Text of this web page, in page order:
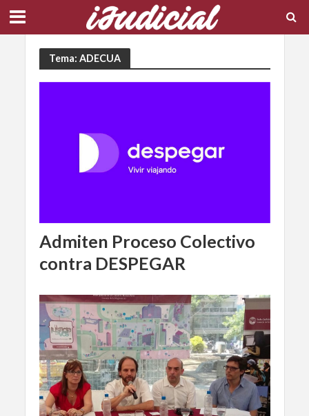
Tema: ADECUA
Admiten Proceso Colectivo
contra DESPEGAR